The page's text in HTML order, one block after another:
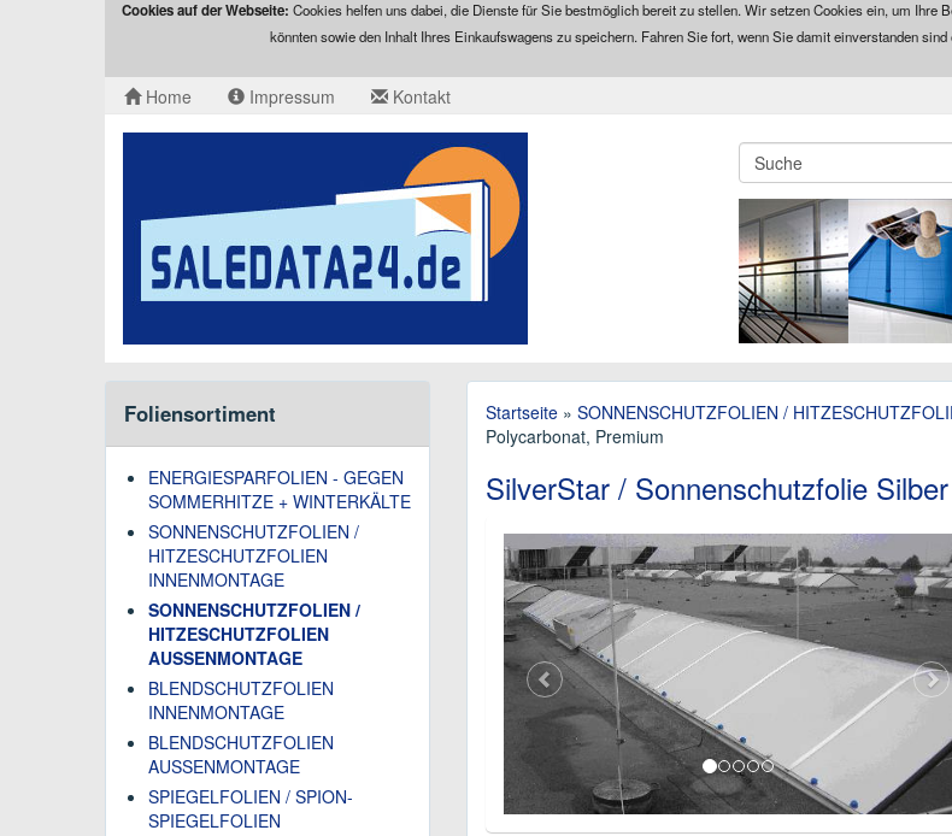
Cookies auf der Webseite: Cookies helfen uns dabei, die Dienste für Sie bestmöglich bereit zu stellen. Wir setzen Cookies ein, um
könnten sowie den Inhalt Ihres Einkaufswagens zu speichern. Fahren Sie fort, wenn Sie damit einverstanden
Home Impressum Kontakt
Startseite » SONNENSCHUTZFOLIEN /
Polycarbonat, Premium
SilverStar / Sonnenschutzfolie
Foliensortiment
ENERGIESPARFOLIEN - GEGEN
SOMMERHITZE + WINTERKÄLTE
SONNENSCHUTZFOLIEN /
HITZESCHUTZFOLIEN
INNENMONTAGE
SONNENSCHUTZFOLIEN /
HITZESCHUTZFOLIEN
AUSSENMONTAGE
BLENDSCHUTZFOLIEN
INNENMONTAGE
BLENDSCHUTZFOLIEN
AUSSENMONTAGE
SPIEGELFOLIEN / SPION-
SPIEGELFOLIEN